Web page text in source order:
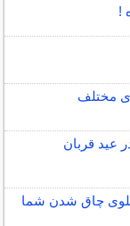
!
مختلف
عید قربان
چاق شدن شما